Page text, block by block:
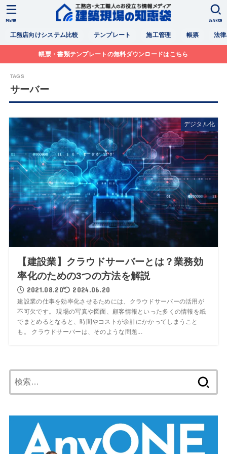
工務店向けシステム比較 テンプレート 施工管理 帳票 法
SEARCH
MENU
帳票・書類テンプレートの無料ダウンロードはこちら
サーバー
デジタル化
【建設業】クラウドサーバーとは？業務効
率化のための3つの方法を解説
2021.08.20 2024.06.20
建設業の仕事を効率化させるためには、クラウドサーバーの活用が
不可欠です。 現場の写真や図面、顧客情報といった多くの情報を紙
でまとめるとなると、時間やコストが余計にかかってしまうこと
も。 クラウドサーバーは、そのような問題...
索: